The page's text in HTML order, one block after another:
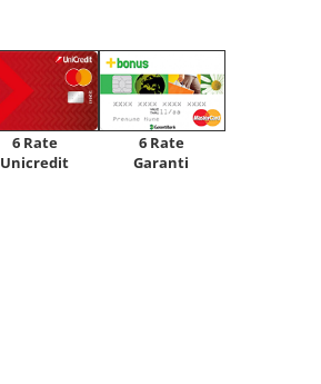
6 Rate
Unicredit
6 Rate
Garanti